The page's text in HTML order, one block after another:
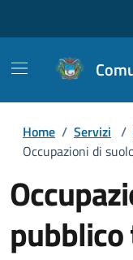
Home / Servizi /
Occupazioni di